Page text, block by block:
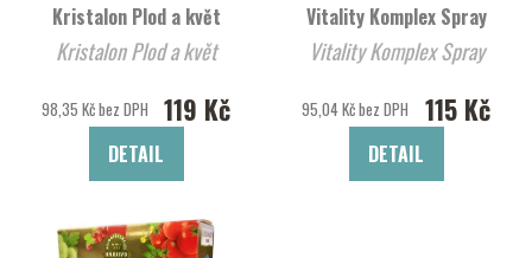
Kristalon Plod a květ
Kristalon Plod a květ
98,35 Kč bez DPH 119 Kč
DETAIL
Vitality Komplex Spray
Vitality Komplex Spray
95,04 Kč bez DPH 115 Kč
DETAIL